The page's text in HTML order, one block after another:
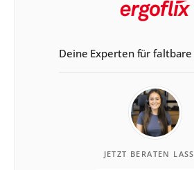
Deine Experten für faltbare
JETZT BERATEN